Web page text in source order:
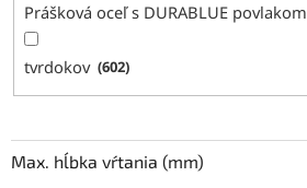
Prášková oceľ s DURABLUE povlakom
tvrdokov 602
Max. hĺbka vŕtania (mm)